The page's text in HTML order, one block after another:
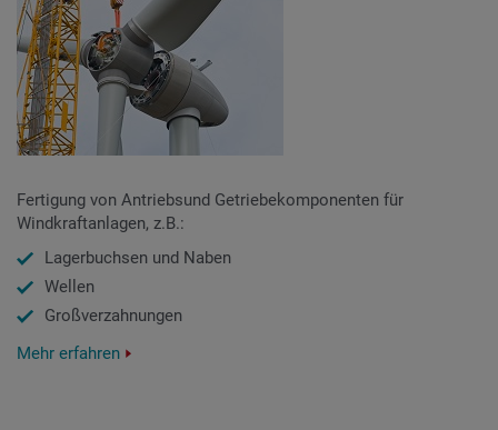
Fertigung von Antriebsund Getriebekomponenten für
Windkraftanlagen, z.B.:
Lagerbuchsen und Naben
Wellen
Großverzahnungen
Mehr erfahren